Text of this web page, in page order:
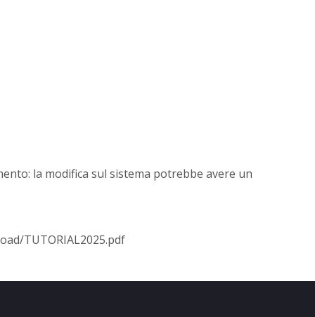
la modifica sul sistema potrebbe avere un
TUTORIAL2025.pdf